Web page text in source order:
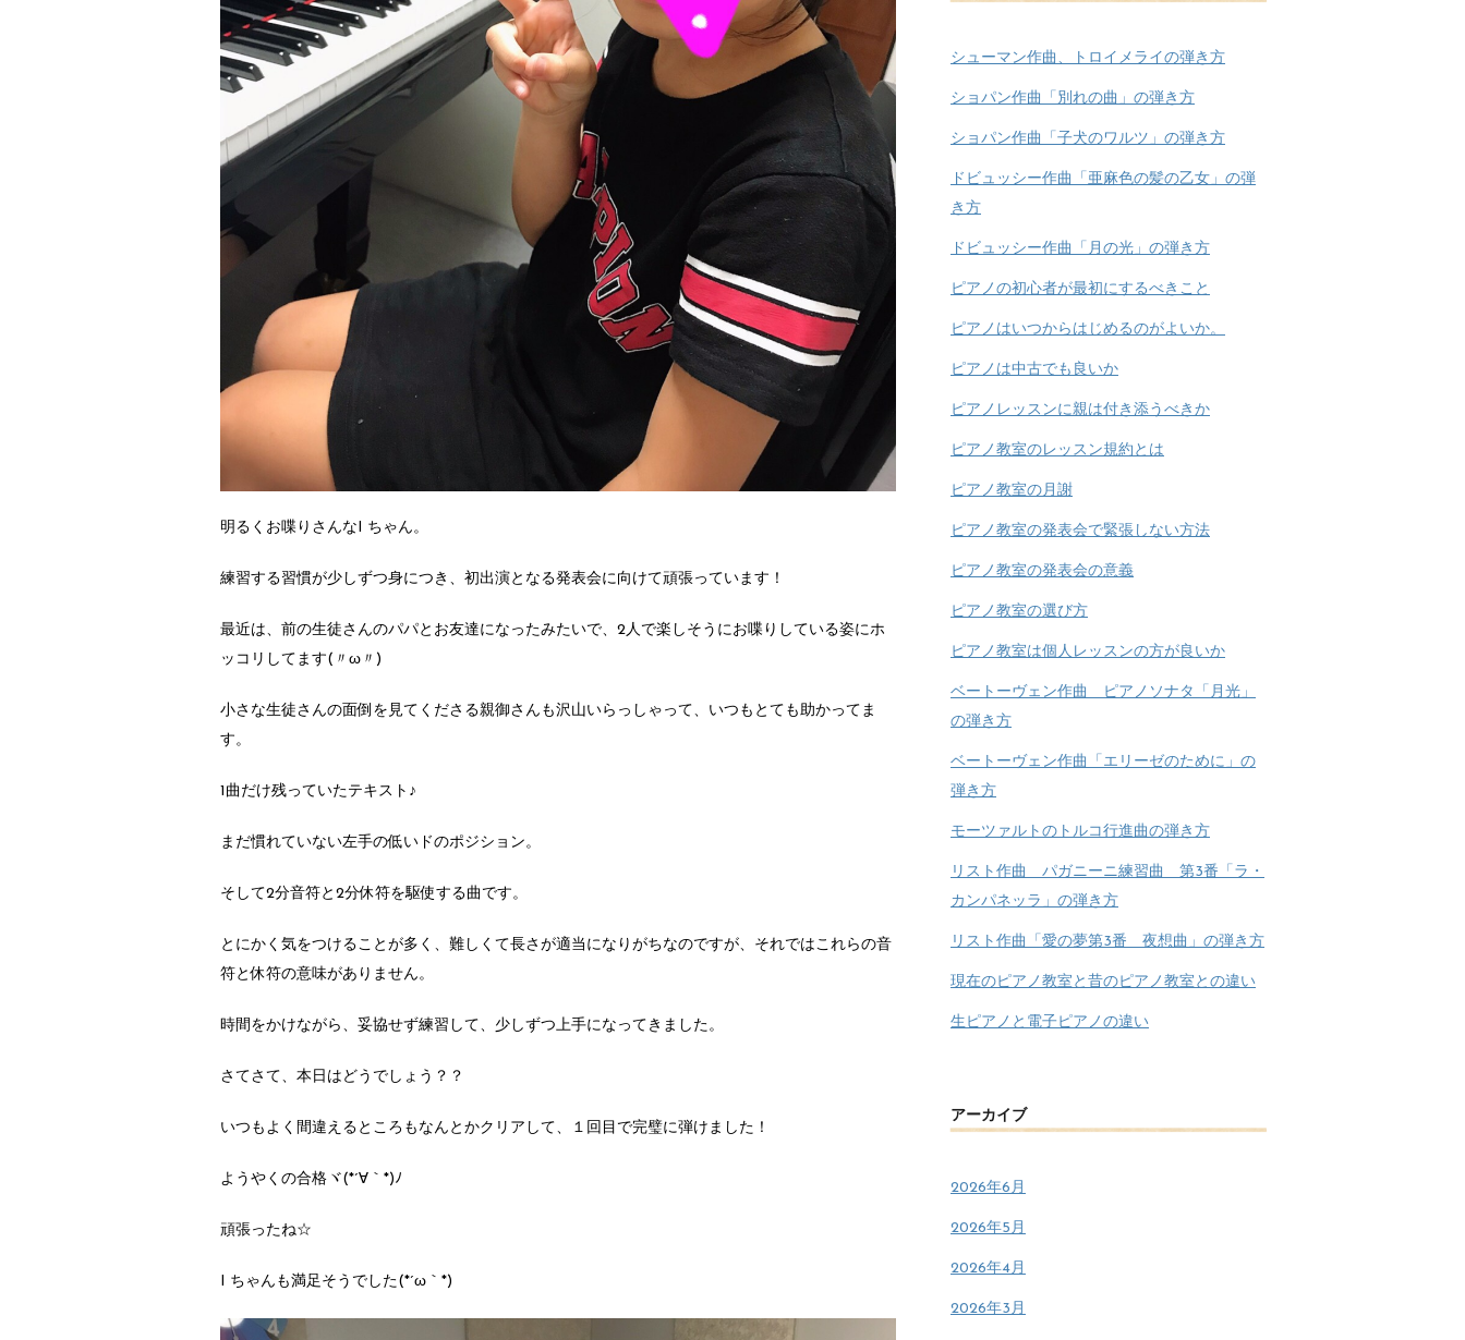
明るくお喋りさんなI ちゃん。
練習する習慣が少しずつ身につき、初出演となる発表会に向けて頑張っています！
最近は、前の生徒さんのパパとお友達になったみたいで、2人で楽しそうにお喋りしている姿にホ
ッコリしてます(〃ω〃)
小さな生徒さんの面倒を見てくださる親御さんも沢山いらっしゃって、いつもとても助かってま
す。
1曲だけ残っていたテキスト♪
まだ慣れていない左手の低いドのポジション。
そして2分音符と2分休符を駆使する曲です。
とにかく気をつけることが多く、難しくて長さが適当になりがちなのですが、それではこれらの音
符と休符の意味がありません。
時間をかけながら、妥協せず練習して、少しずつ上手になってきました。
さてさて、本日はどうでしょう？？
いつもよく間違えるところもなんとかクリアして、１回目で完璧に弾けました！
ようやくの合格ヾ(*´∀｀*)ﾉ
頑張ったね☆
I ちゃんも満足そうでした(*´ω｀*)ゞ
シューマン作曲、トロイメライの弾き方
ショパン作曲「別れの曲」の弾き方
ショパン作曲「子犬のワルツ」の弾き方
ドビュッシー作曲「亜麻色の髪の乙女」の弾
き方
ドビュッシー作曲「月の光」の弾き方
ピアノの初心者が最初にするべきこと
ピアノはいつからはじめるのがよいか。
ピアノは中古でも良いか
ピアノレッスンに親は付き添うべきか
ピアノ教室のレッスン規約とは
ピアノ教室の月謝
ピアノ教室の発表会で緊張しない方法
ピアノ教室の発表会の意義
ピアノ教室の選び方
ピアノ教室は個人レッスンの方が良いか
ベートーヴェン作曲 ピアノソナタ「月光」
の弾き方
ベートーヴェン作曲「エリーゼのために」の
弾き方
モーツァルトのトルコ行進曲の弾き方
リスト作曲 パガニーニ練習曲 第3番「ラ・
カンパネッラ」の弾き方
リスト作曲「愛の夢第3番 夜想曲」の弾き方
現在のピアノ教室と昔のピアノ教室との違い
生ピアノと電子ピアノの違い
アーカイブ
2026年6月
2026年5月
2026年4月
2026年3月